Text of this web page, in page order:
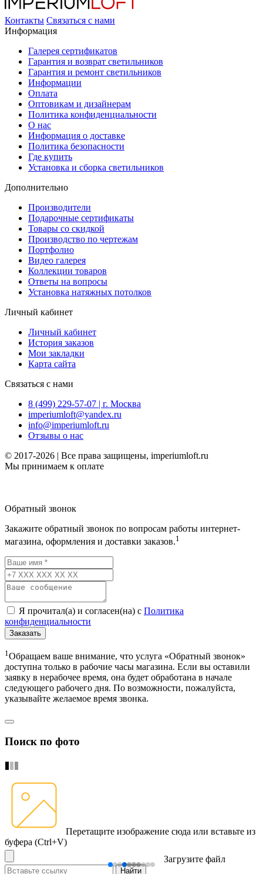
Контакты Связаться с нами
Информация
Галерея сертификатов
Гарантия и возврат светильников
Гарантия и ремонт светильников
Информации
Оплата
Оптовикам и дизайнерам
Политика конфиденциальности
О нас
Информация о доставке
Политика безопасности
Где купить
Установка и сборка светильников
Дополнительно
Производители
Подарочные сертификаты
Товары со скидкой
Производство по чертежам
Портфолио
Видео галерея
Коллекции товаров
Ответы на вопросы
Установка натяжных потолков
Личный кабинет
Личный кабинет
История заказов
Мои закладки
Карта сайта
Связаться с нами
8 (499) 229-57-07 | г. Москва
imperiumloft@yandex.ru
info@imperiumloft.ru
Отзывы о нас
© 2017-2026 | Все права защищены, imperiumloft.ru
Мы принимаем к оплате
Обратный звонок
Закажите обратный звонок по вопросам работы интернет-
магазина, оформления и доставки заказов.1
Я прочитал(а) и согласен(на) с Политика
конфиденциальности
Заказать
1Обращаем ваше внимание, что услуга «Обратный звонок»
доступна только в рабочие часы магазина. Если вы оставили
заявку в нерабочее время, она будет обработана в начале
следующего рабочего дня. По возможности, пожалуйста,
указывайте желаемое время звонка.
Поиск по фото
Перетащите изображение сюда или вставьте из
буфера (Ctrl+V)
Загрузите файл
Найти